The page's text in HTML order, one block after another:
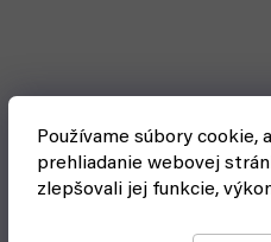
Používame súbory cookie,
prehliadanie webovej
zlepšovali jej funkcie,